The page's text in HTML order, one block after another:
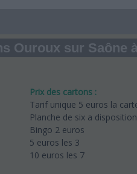
Ouroux sur Saône
Prix des cartons :
Tarif unique 5 euros la
Planche de six a disposition
Bingo 2 euros
5 euros les 3
10 euros les 7